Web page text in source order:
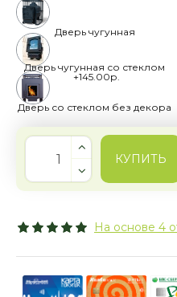
На основе 4
Дверь чугунная
Дверь чугунная со стеклом
+145.00р.
Дверь со стеклом без декора
КУПИТЬ